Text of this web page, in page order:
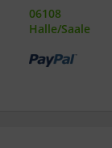
06108
Halle/Saale